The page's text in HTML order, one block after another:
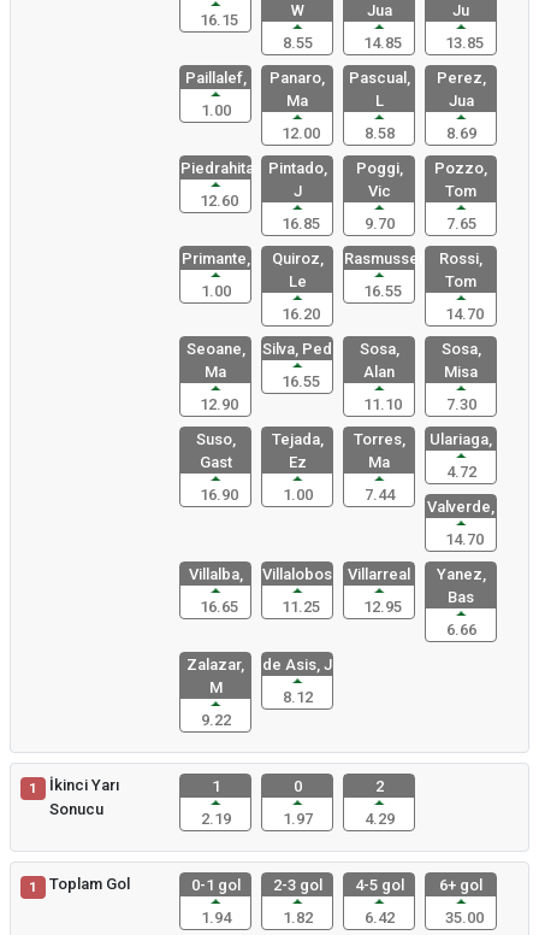
16.15
W
8.55
Jua
14.85
Ju
13.85
Paillalef,
1.00
Panaro,
Ma
12.00
Pascual,
L
8.58
Perez,
Jua
8.69
Piedrahita
12.60
Pintado,
J
16.85
Poggi,
Vic
9.70
Pozzo,
Tom
7.65
Primante,
1.00
Quiroz,
Le
16.20
Rasmussen,
16.55
Rossi,
Tom
14.70
Seoane,
Ma
12.90
Silva, Ped
16.55
Sosa,
Alan
11.10
Sosa,
Misa
7.30
Suso,
Gast
16.90
Tejada,
Ez
1.00
Torres,
Ma
7.44
Ulariaga,
4.72
Valverde,
14.70
Villalba,
16.65
Villalobos
11.25
Villarreal
12.95
Yanez,
Bas
6.66
Zalazar,
M
9.22
de Asis, J
8.12
1
İkinci Yarı
Sonucu
1
2.19
0
1.97
2
4.29
1 Toplam Gol
0-1 gol
1.94
2-3 gol
1.82
4-5 gol
6.42
6+ gol
35.00